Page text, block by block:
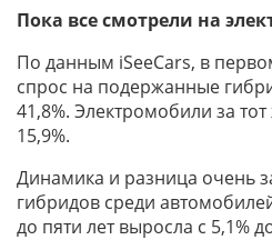
Пока все смотрели на
По данным iSeeCars, в
спрос на подержанные
41,8%. Электромобили за
15,9%.
Динамика и разница очень
гибридов среди
до пяти лет выросла с 5,1%